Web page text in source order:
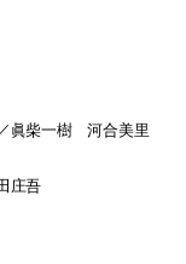
眞柴一樹 河合美里
庄吾